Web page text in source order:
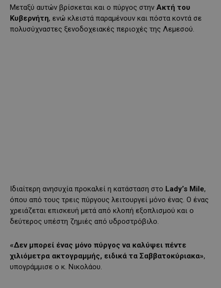
Μεταξύ αυτών βρίσκεται και ο πύργος στην Ακτή του
Κυβερνήτη, ενώ κλειστά παραμένουν και πόστα κοντά σε
πολυσύχναστες ξενοδοχειακές περιοχές της Λεμεσού.
Ιδιαίτερη ανησυχία προκαλεί η κατάσταση στο Lady’s Mile,
όπου από τους τρεις πύργους λειτουργεί μόνο ένας. Ο ένας
χρειάζεται επισκευή μετά από κλοπή εξοπλισμού και ο
δεύτερος υπέστη ζημιές από υδροστρόβιλο.
«Δεν μπορεί ένας μόνο πύργος να καλύψει πέντε
χιλιόμετρα ακτογραμμής, ειδικά τα Σαββατοκύριακα»,
υπογράμμισε ο κ. Νικολάου.